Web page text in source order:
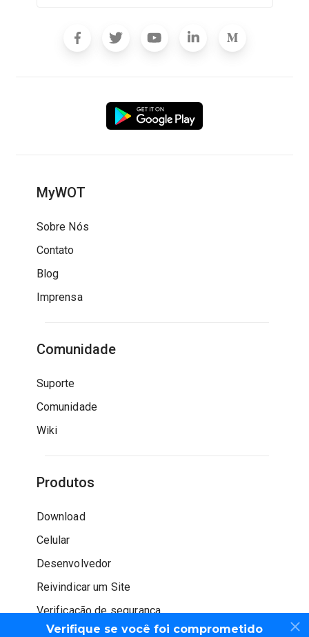
Verifique se você foi comprometido
MyWOT
Sobre Nós
Contato
Blog
Imprensa
Comunidade
Suporte
Comunidade
Wiki
Produtos
Download
Celular
Desenvolvedor
Reivindicar um Site
Verificação de segurança